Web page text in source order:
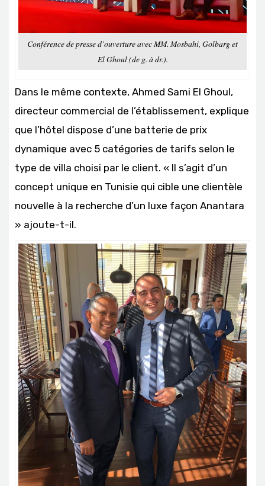
Conférence de presse d’ouverture avec MM. Mosbahi, Golbarg et
El Ghoul (de g. à dr.).
Dans le même contexte, Ahmed Sami El Ghoul,
directeur commercial de l’établissement, explique
que l’hôtel dispose d’une batterie de prix
dynamique avec 5 catégories de tarifs selon le
type de villa choisi par le client. « Il s’agit d’un
concept unique en Tunisie qui cible une clientèle
nouvelle à la recherche d’un luxe façon Anantara
» ajoute-t-il.